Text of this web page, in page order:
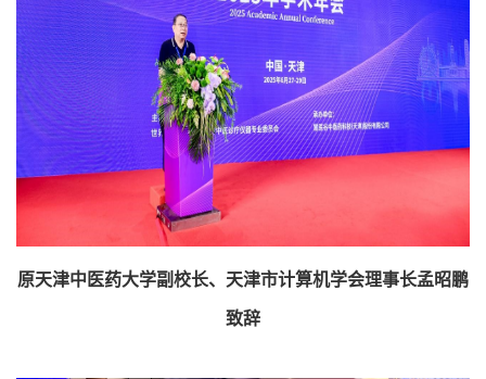
原天津中医药大学副校长、天津市计算机学会理事长孟昭鹏
致辞